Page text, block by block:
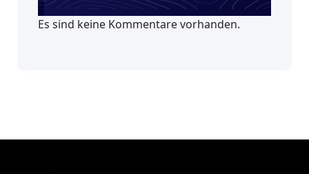
Es sind keine Kommentare vorhanden.